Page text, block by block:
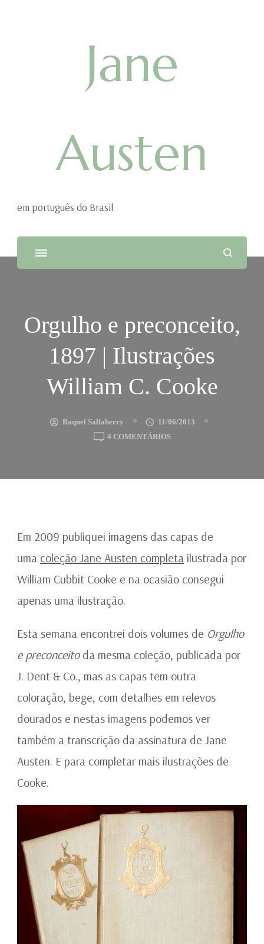
Jane
Austen
em português do Brasil
Orgulho e preconceito,
1897 | Ilustrações
William C. Cooke
Raquel Sallaberry
11/06/2013
4 COMENTÁRIOSEM
PRECONCEITO,
WILLIAM
COOKE
Em 2009 publiquei imagens das capas de
uma coleção Jane Austen completa ilustrada por
William Cubbit Cooke e na ocasião consegui
apenas uma ilustração.
Esta semana encontrei dois volumes de Orgulho
e preconceitoda mesma coleção, publicada por
J. Dent & Co., mas as capas tem outra
coloração, bege, com detalhes em relevos
dourados e nestas imagens podemos ver
também a transcrição da assinatura de Jane
Austen. E para completar mais ilustrações de
Cooke.